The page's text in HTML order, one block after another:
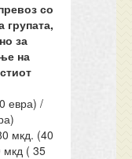
со
групата,
за
на
евра) /
мкд. (40
мкд ( 35